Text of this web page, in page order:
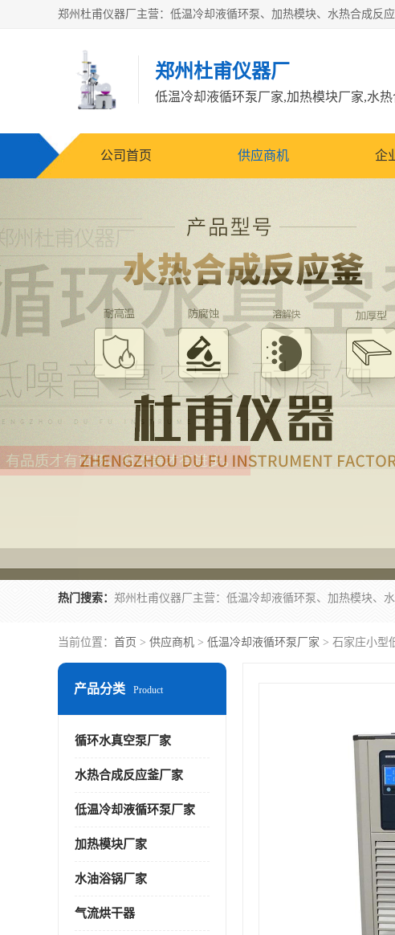
郑州杜甫仪器厂
公司首页 供应商机 企
热门搜索：
当前位置： 首页 > 供应商机 > 低温冷却液循环泵厂家 > 石家庄小型
产品分类 Product
循环水真空泵厂家
水热合成反应釜厂家
低温冷却液循环泵厂家
加热模块厂家
水油浴锅厂家
气流烘干器